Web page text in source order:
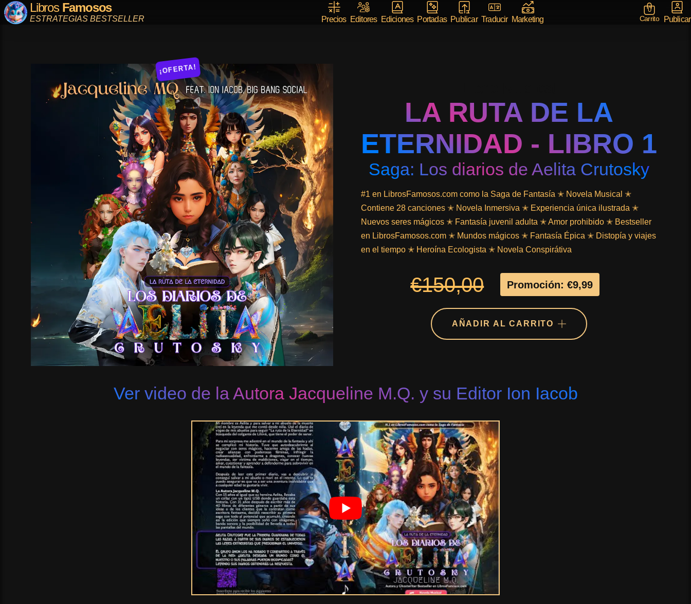
Libros Famosos
ESTRATEGIAS BESTSELLER Precios Editores Ediciones Portadas Publicar Traducir Marketing
0
Carrito Publicar
¡OFERTA!
LA RUTA DE LA
ETERNIDAD - LIBRO 1
Saga: Los diarios de Aelita Crutosky
#1 en LibrosFamosos.com como la Saga de Fantasía ✭ Novela Musical ✭
Contiene 28 canciones ✭ Novela Inmersiva ✭ Experiencia única ilustrada ✭
Nuevos seres mágicos ✭ Fantasía juvenil adulta ✭ Amor prohibido ✭ Bestseller
en LibrosFamosos.com ✭ Mundos mágicos ✭ Fantasía Épica ✭ Distopía y viajes
en el tiempo ✭ Heroína Ecologista ✭ Novela Conspirátiva
€150,00 Promoción: €9,99
AÑADIR AL CARRITO
Ver video de la Autora Jacqueline M.Q. y su Editor Ion Iacob